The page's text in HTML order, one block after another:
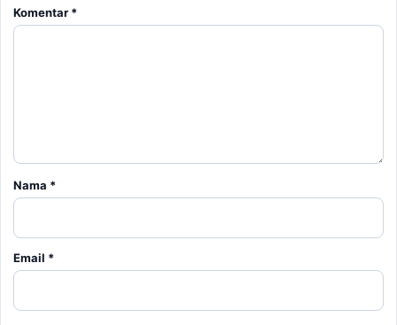
Komentar *
Nama *
Email *